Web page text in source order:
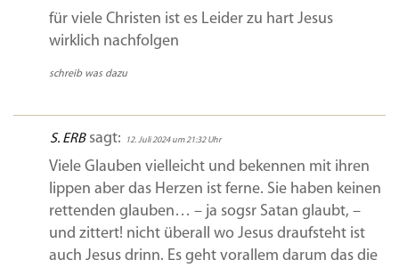
für viele Christen ist es Leider zu hart Jesus
wirklich nachfolgen
schreib was dazu
S. ERB sagt: 12. Juli 2024 um 21:32 Uhr
Viele Glauben vielleicht und bekennen mit ihren
lippen aber das Herzen ist ferne. Sie haben keinen
rettenden glauben… – ja sogsr Satan glaubt, –
und zittert! nicht überall wo Jesus draufsteht ist
auch Jesus drinn. Es geht vorallem darum das die